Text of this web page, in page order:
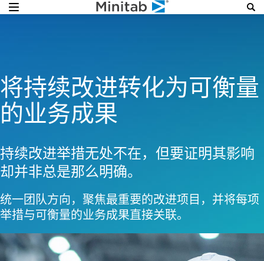
将持续改进转化为可衡量
的业务成果
持续改进举措无处不在，但要证明其影响
却并非总是那么明确。
统一团队方向，聚焦最重要的改进项目，并将每项
举措与可衡量的业务成果直接关联。